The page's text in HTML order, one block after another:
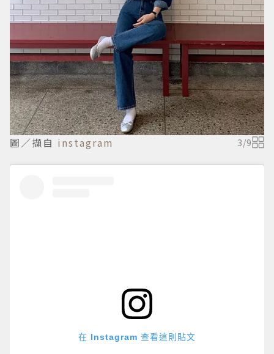
圖／擷自 instagram 3/9
在 Instagram 查看這則貼文